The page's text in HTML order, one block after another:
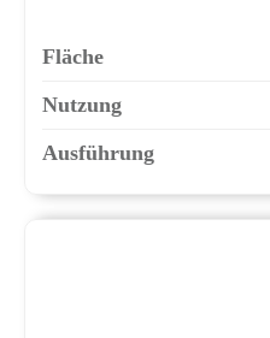
Fläche
Nutzung
Ausführung